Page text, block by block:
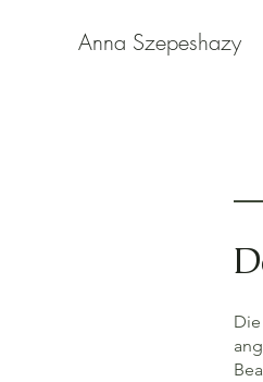
Anna Szepeshazy